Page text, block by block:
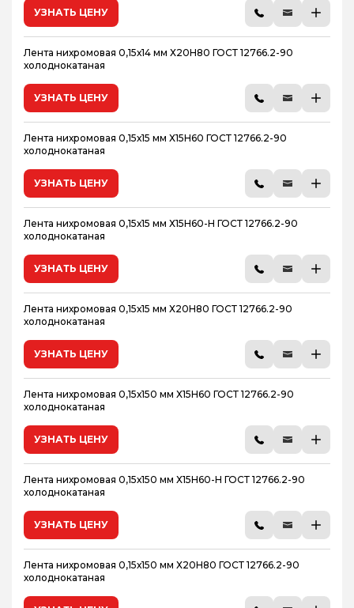
УЗНАТЬ ЦЕНУ
Лента нихромовая 0,15х14 мм Х20Н80 ГОСТ 12766.2-90
холоднокатаная
УЗНАТЬ ЦЕНУ
Лента нихромовая 0,15х15 мм Х15Н60 ГОСТ 12766.2-90
холоднокатаная
УЗНАТЬ ЦЕНУ
Лента нихромовая 0,15х15 мм Х15Н60-Н ГОСТ 12766.2-90
холоднокатаная
УЗНАТЬ ЦЕНУ
Лента нихромовая 0,15х15 мм Х20Н80 ГОСТ 12766.2-90
холоднокатаная
УЗНАТЬ ЦЕНУ
Лента нихромовая 0,15х150 мм Х15Н60 ГОСТ 12766.2-90
холоднокатаная
УЗНАТЬ ЦЕНУ
Лента нихромовая 0,15х150 мм Х15Н60-Н ГОСТ 12766.2-90
холоднокатаная
УЗНАТЬ ЦЕНУ
Лента нихромовая 0,15х150 мм Х20Н80 ГОСТ 12766.2-90
холоднокатаная